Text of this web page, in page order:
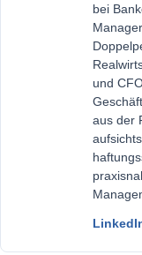
bei
und
aus der